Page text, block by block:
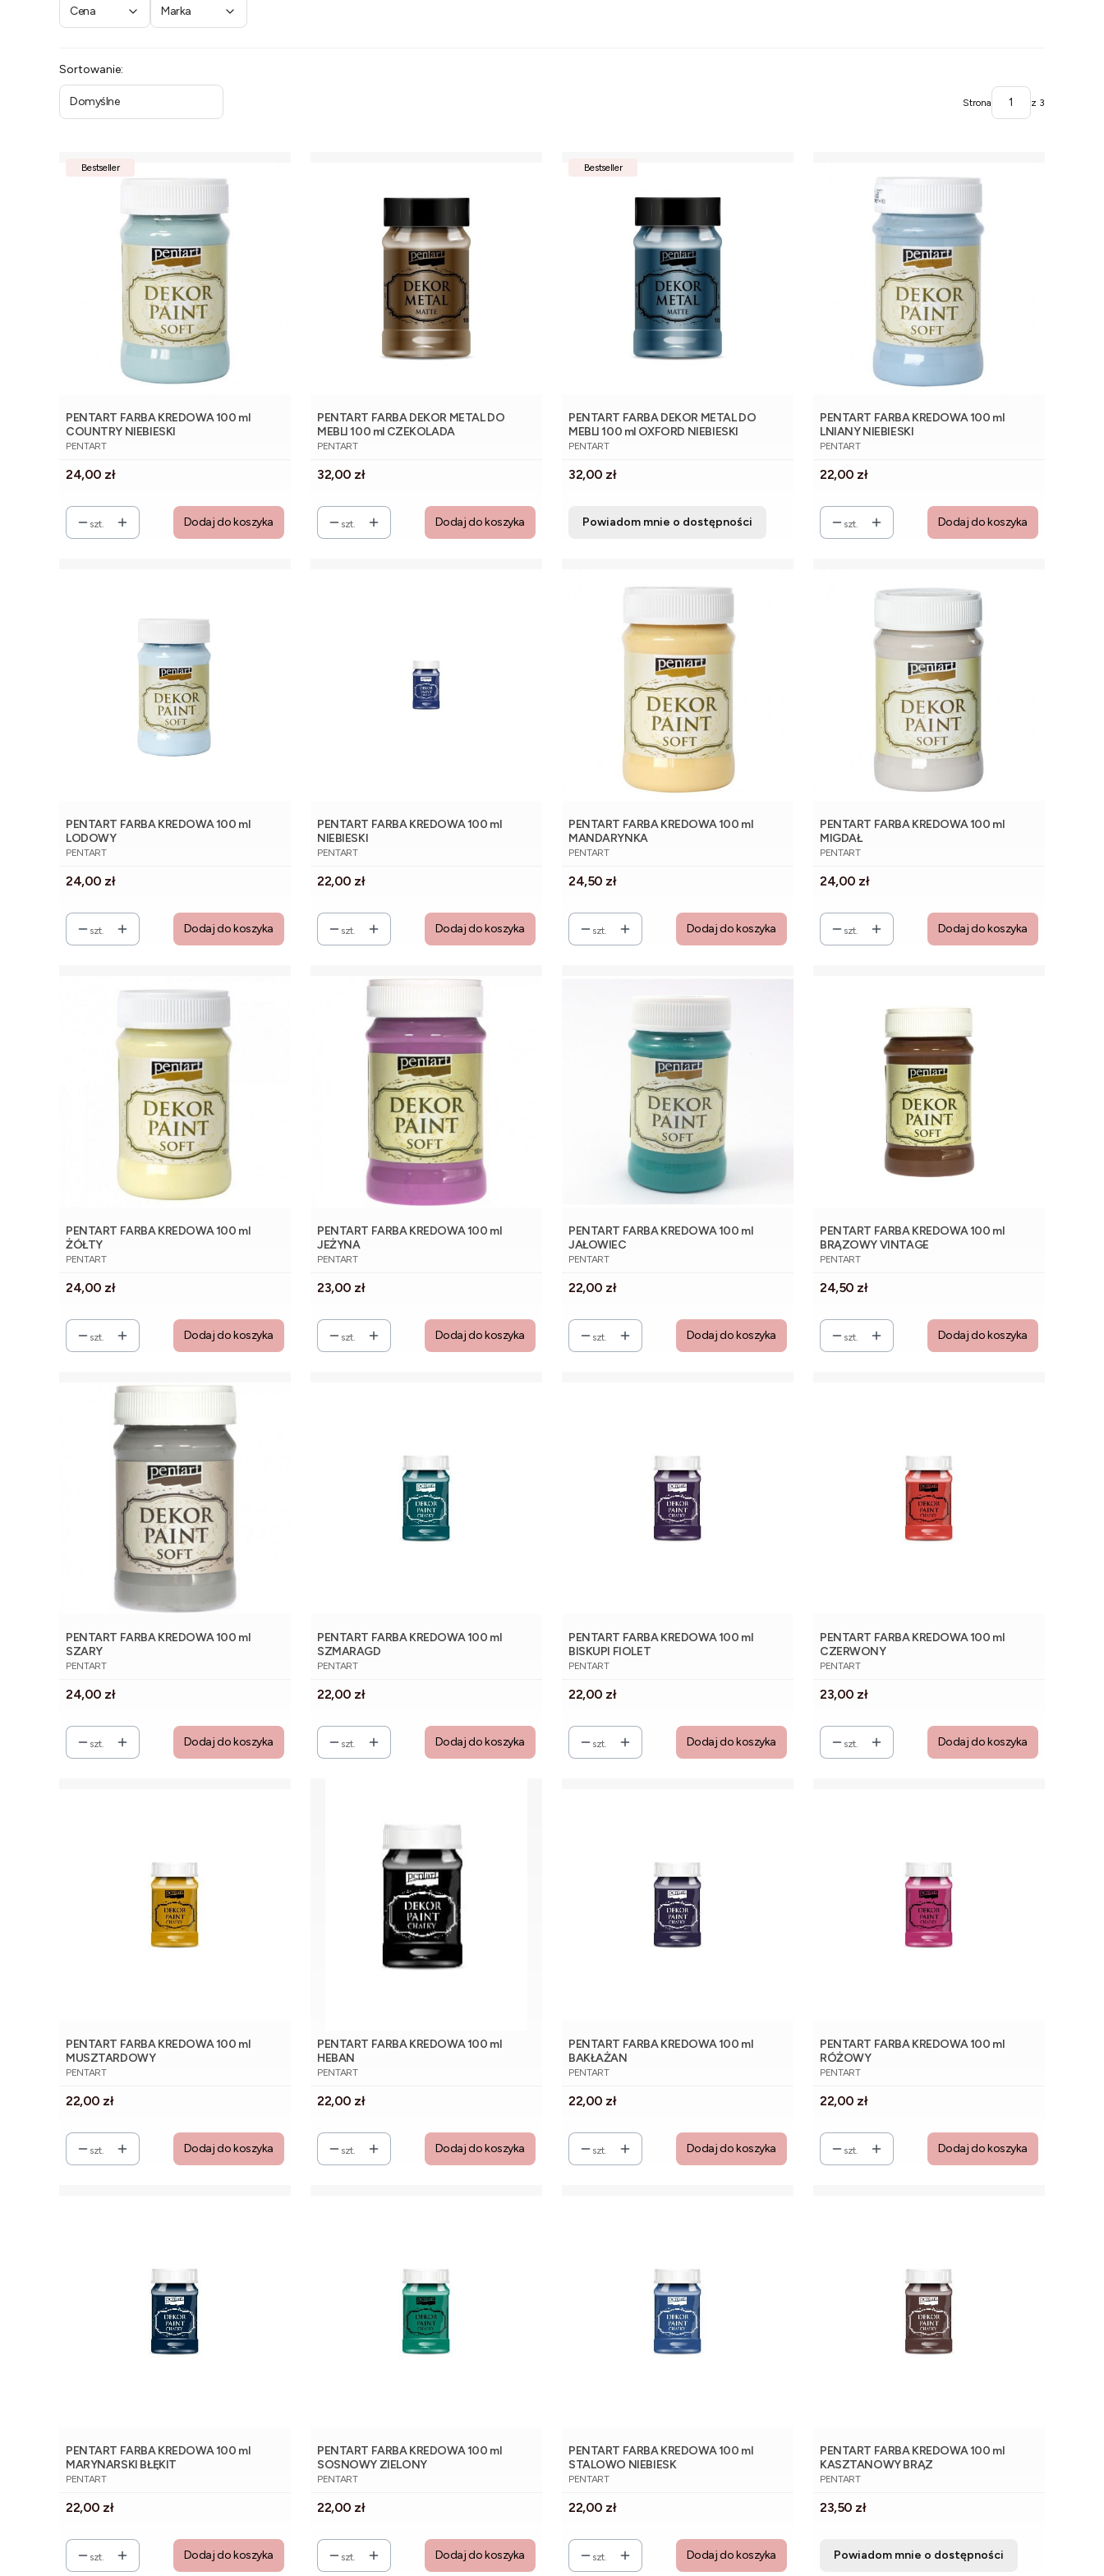
Cena Marka
Lista produktów
Sortowanie:
Domyślne Strona z 3
Bestseller
PENTART FARBA KREDOWA 100 ml
COUNTRY NIEBIESKI
PRODUCENT
PENTART
Cena
24,00 zł
szt. Dodaj do koszyka
PENTART FARBA DEKOR METAL DO
MEBLI 100 ml CZEKOLADA
PRODUCENT
PENTART
Cena
32,00 zł
szt. Dodaj do koszyka
Bestseller
PENTART FARBA DEKOR METAL DO
MEBLI 100 ml OXFORD NIEBIESKI
PRODUCENT
PENTART
Cena
32,00 zł
Powiadom mnie o dostępności
PENTART FARBA KREDOWA 100 ml
LNIANY NIEBIESKI
PRODUCENT
PENTART
Cena
22,00 zł
szt. Dodaj do koszyka
PENTART FARBA KREDOWA 100 ml
LODOWY
PRODUCENT
PENTART
Cena
24,00 zł
szt. Dodaj do koszyka
PENTART FARBA KREDOWA 100 ml
NIEBIESKI
PRODUCENT
PENTART
Cena
22,00 zł
szt. Dodaj do koszyka
PENTART FARBA KREDOWA 100 ml
MANDARYNKA
PRODUCENT
PENTART
Cena
24,50 zł
szt. Dodaj do koszyka
PENTART FARBA KREDOWA 100 ml
MIGDAŁ
PRODUCENT
PENTART
Cena
24,00 zł
szt. Dodaj do koszyka
PENTART FARBA KREDOWA 100 ml
ŻÓŁTY
PRODUCENT
PENTART
Cena
24,00 zł
szt. Dodaj do koszyka
PENTART FARBA KREDOWA 100 ml
JEŻYNA
PRODUCENT
PENTART
Cena
23,00 zł
szt. Dodaj do koszyka
PENTART FARBA KREDOWA 100 ml
JAŁOWIEC
PRODUCENT
PENTART
Cena
22,00 zł
szt. Dodaj do koszyka
PENTART FARBA KREDOWA 100 ml
BRĄZOWY VINTAGE
PRODUCENT
PENTART
Cena
24,50 zł
szt. Dodaj do koszyka
PENTART FARBA KREDOWA 100 ml
SZARY
PRODUCENT
PENTART
Cena
24,00 zł
szt. Dodaj do koszyka
PENTART FARBA KREDOWA 100 ml
SZMARAGD
PRODUCENT
PENTART
Cena
22,00 zł
szt. Dodaj do koszyka
PENTART FARBA KREDOWA 100 ml
BISKUPI FIOLET
PRODUCENT
PENTART
Cena
22,00 zł
szt. Dodaj do koszyka
PENTART FARBA KREDOWA 100 ml
CZERWONY
PRODUCENT
PENTART
Cena
23,00 zł
szt. Dodaj do koszyka
PENTART FARBA KREDOWA 100 ml
MUSZTARDOWY
PRODUCENT
PENTART
Cena
22,00 zł
szt. Dodaj do koszyka
PENTART FARBA KREDOWA 100 ml
HEBAN
PRODUCENT
PENTART
Cena
22,00 zł
szt. Dodaj do koszyka
PENTART FARBA KREDOWA 100 ml
BAKŁAŻAN
PRODUCENT
PENTART
Cena
22,00 zł
szt. Dodaj do koszyka
PENTART FARBA KREDOWA 100 ml
RÓŻOWY
PRODUCENT
PENTART
Cena
22,00 zł
szt. Dodaj do koszyka
PENTART FARBA KREDOWA 100 ml
MARYNARSKI BŁĘKIT
PRODUCENT
PENTART
Cena
22,00 zł
szt. Dodaj do koszyka
PENTART FARBA KREDOWA 100 ml
SOSNOWY ZIELONY
PRODUCENT
PENTART
Cena
22,00 zł
szt. Dodaj do koszyka
PENTART FARBA KREDOWA 100 ml
STALOWO NIEBIESK
PRODUCENT
PENTART
Cena
22,00 zł
szt. Dodaj do koszyka
PENTART FARBA KREDOWA 100 ml
KASZTANOWY BRĄZ
PRODUCENT
PENTART
Cena
23,50 zł
Powiadom mnie o dostępności